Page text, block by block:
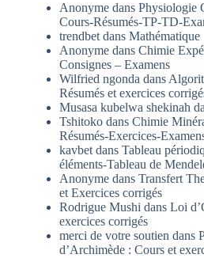
Anonyme dans Physiologie
Cours-Résumés-TP-TD-
trendbet dans Mathématique
Anonyme dans Chimie
Consignes – Examens
Wilfried ngonda dans
Résumés et exercices
Musasa kubelwa shekinah
Tshitoko dans Chimie
Résumés-Exercices-
kavbet dans Tableau
éléments-Tableau de
Anonyme dans Transfert
et Exercices corrigés
Rodrigue Mushi dans Loi
exercices corrigés
merci de votre soutien dans
d’Archimède : Cours et